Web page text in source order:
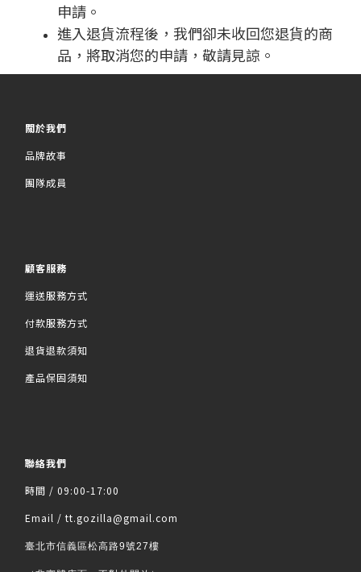
申請。
進入退貨流程後，我們卻未收回您退貨的商
品，將取消您的申請，敬請見諒。
關於我們
品牌故事
團隊成員
顧客服務
運送服務方式
付款服務方式
退貨退款須知
產品保固須知
聯絡我們
時間 / 09:00-17:00
Email / tt.gozilla@gmail.com
臺北市信義區松高路9號27樓